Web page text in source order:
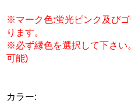
※マーク色:蛍光ピンク及び
ります。
※必ず縁色を選択して下さい
可能)
カラー: